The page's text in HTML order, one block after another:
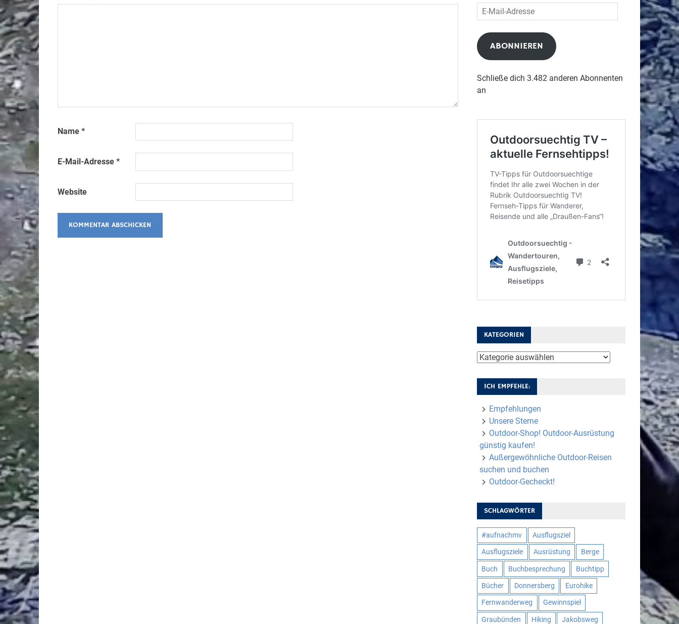
Name *
E-Mail-Adresse *
Website
E-
Mail-
Adresse
ABONNIEREN
Schließe dich 3.482 anderen Abonnenten
an
KATEGORIEN
Kategorien
ICH EMPFEHLE:
Empfehlungen
Unsere Sterne
Outdoor-Shop! Outdoor-Ausrüstung
günstig kaufen!
Außergewöhnliche Outdoor-Reisen
suchen und buchen
Outdoor-Gecheckt!
SCHLAGWÖRTER
#aufnachmv Ausflugsziel
Ausflugsziele Ausrüstung Berge
Buch Buchbesprechung Buchtipp
Bücher Donnersberg Eurohike
Fernwanderweg Gewinnspiel
Graubünden Hiking Jakobsweg